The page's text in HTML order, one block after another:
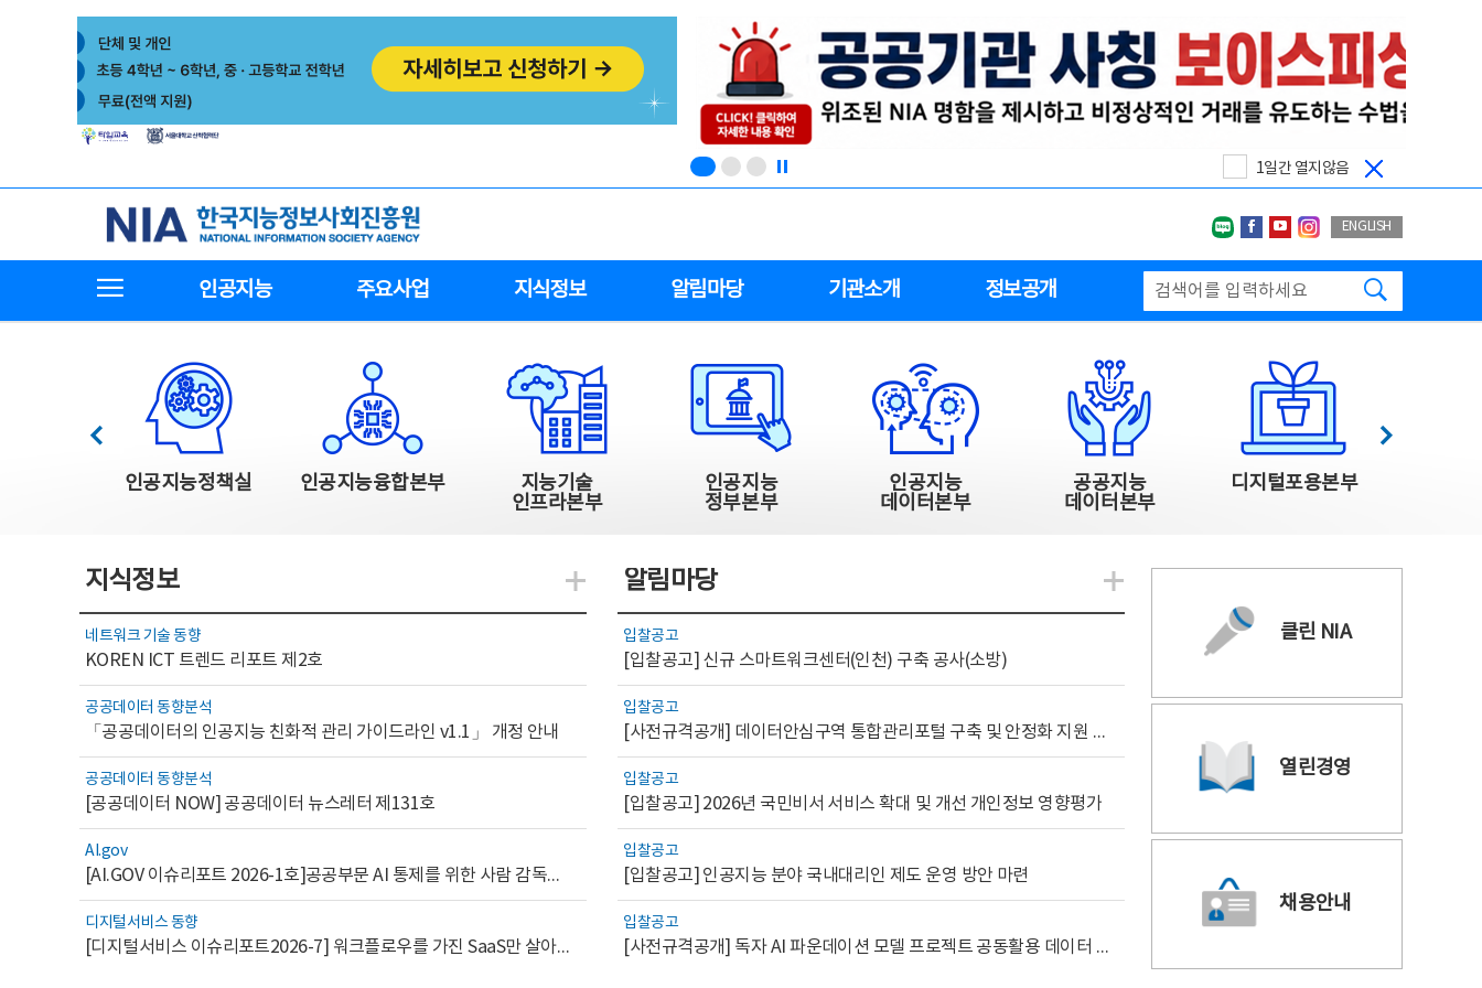
1일간 열지않음
한국지능정보사회진흥원
네이버블로그
페이스북
유투브인스타그랩
ENGLISH
인공지능 주요사업 지식정보 알림마당 기관소개 정보공개
한국지능정보사회진흥원 주요사업
인공지능정책실 인공지능융합본부
지능기술
인프라본부
인공지능
정부본부
인공지능
데이터본부
공공지능
데이터본부
디지털포용본부
이전 다음
지식정보
네트워크 기술 동향
KOREN ICT 트렌드 리포트 제2호
공공데이터 동향분석
「공공데이터의 인공지능 친화적 관리 가이드라인 v1.1」 개정 안내
공공데이터 동향분석
[공공데이터 NOW] 공공데이터 뉴스레터 제131호
AI.gov
[AI.GOV 이슈리포트 2026-1호]공공부문 AI 통제를 위한 사람 감독의 해외 사례 분석 및 시사점
디지털서비스 동향
[디지털서비스 이슈리포트2026-7] 워크플로우를 가진 SaaS만 살아남는다
지식관련 더보기
알림마당
입찰공고
[입찰공고] 신규 스마트워크센터(인천) 구축 공사(소방)
입찰공고
[사전규격공개] 데이터안심구역 통합관리포털 구축 및 안정화 지원 사업 위탁감리
입찰공고
[입찰공고] 2026년 국민비서 서비스 확대 및 개선 개인정보 영향평가
입찰공고
[입찰공고] 인공지능 분야 국내대리인 제도 운영 방안 마련
입찰공고
[사전규격공개] 독자 AI 파운데이션 모델 프로젝트 공동활용 데이터 지원사업(2차)
알림관련 더보기
클린 NIA
열린경영
채용안내